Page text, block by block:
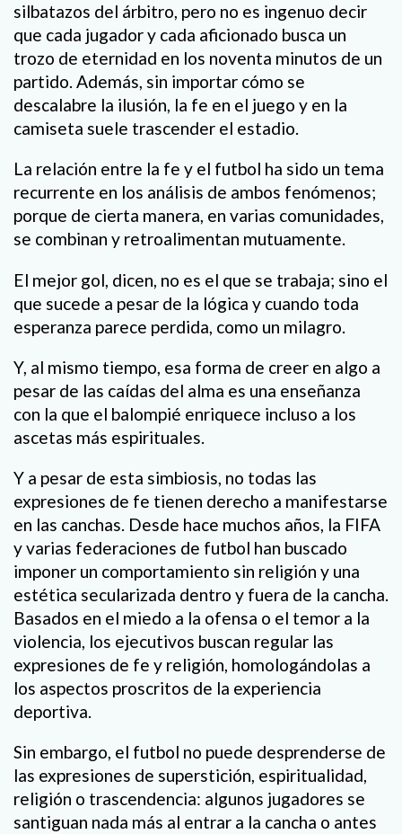
silbatazos del árbitro, pero no es ingenuo decir
que cada jugador y cada aficionado busca un
trozo de eternidad en los noventa minutos de un
partido. Además, sin importar cómo se
descalabre la ilusión, la fe en el juego y en la
camiseta suele trascender el estadio.
La relación entre la fe y el futbol ha sido un tema
recurrente en los análisis de ambos fenómenos;
porque de cierta manera, en varias comunidades,
se combinan y retroalimentan mutuamente.
El mejor gol, dicen, no es el que se trabaja; sino el
que sucede a pesar de la lógica y cuando toda
esperanza parece perdida, como un milagro.
Y, al mismo tiempo, esa forma de creer en algo a
pesar de las caídas del alma es una enseñanza
con la que el balompié enriquece incluso a los
ascetas más espirituales.
Y a pesar de esta simbiosis, no todas las
expresiones de fe tienen derecho a manifestarse
en las canchas. Desde hace muchos años, la FIFA
y varias federaciones de futbol han buscado
imponer un comportamiento sin religión y una
estética secularizada dentro y fuera de la cancha.
Basados en el miedo a la ofensa o el temor a la
violencia, los ejecutivos buscan regular las
expresiones de fe y religión, homologándolas a
los aspectos proscritos de la experiencia
deportiva.
Sin embargo, el futbol no puede desprenderse de
las expresiones de superstición, espiritualidad,
religión o trascendencia: algunos jugadores se
santiguan nada más al entrar a la cancha o antes